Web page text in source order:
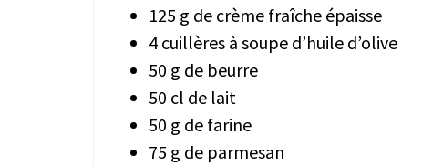
125 g de crème fraîche épaisse
4 cuillères à soupe d’huile d’olive
50 g de beurre
50 cl de lait
50 g de farine
75 g de parmesan